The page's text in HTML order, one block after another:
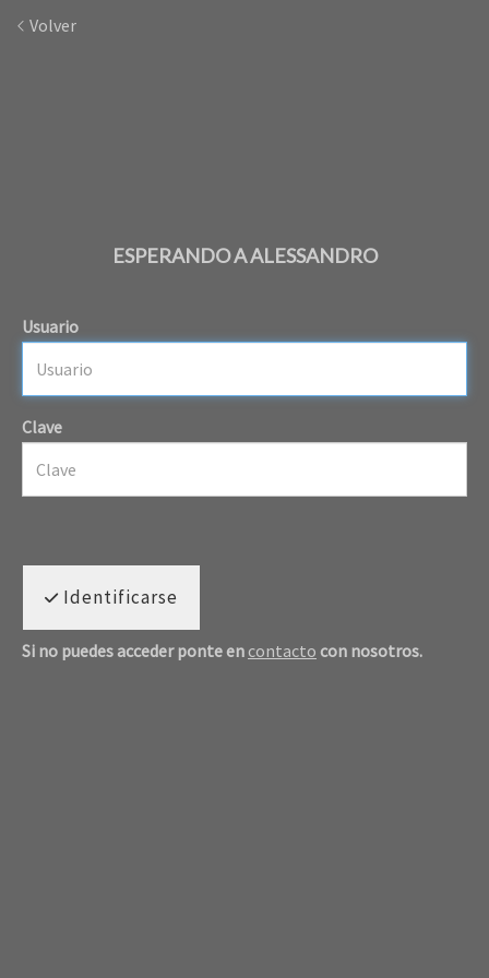
Volver
ESPERANDO A ALESSANDRO
Usuario
Clave
Identificarse
Si no puedes acceder ponte en contacto con nosotros.